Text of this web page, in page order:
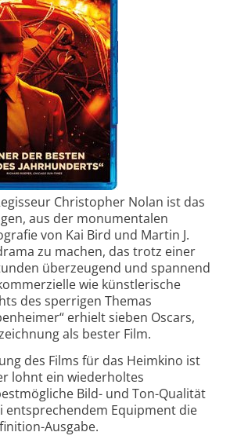
Christopher Nolan ist das
aus der monumentalen
von Kai Bird und Martin J.
zu machen, das trotz einer
überzeugend und spannend
wie künstlerische
des sperrigen Themas
erhielt sieben Oscars,
als bester Film.
des Films für das Heimkino ist
lohnt ein wiederholtes
Bild- und Ton-Qualität
entsprechendem Equipment die
Ausgabe.